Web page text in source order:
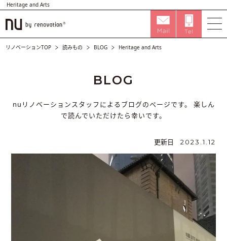
Heritage and Arts
リノベーションTOP 読みもの BLOG Heritage and Arts
BLOG
nuリノベーションスタッフによるブログのページです。
楽しん
で読んでいただけたら幸いです。
更新日 2023.1.12